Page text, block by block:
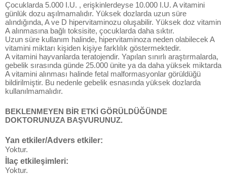
Çocuklarda 5.000 I.U. , erişkinlerdeyse 10.000 I.U. A vitamini
günlük dozu aşılmamalıdır. Yüksek dozlarda uzun süre
alındığında, A ve D hipervitaminozu oluşabilir. Yüksek doz vitamin
A alınmasına bağlı toksisite, çocuklarda daha sıktır.
Uzun süre kullanım halinde, hipervitaminoza neden olabilecek A
vitamini miktarı kişiden kişiye farklılık göstermektedir.
A vitamini hayvanlarda teratojendir. Yapılan sınırlı araştırmalarda,
gebelik sırasında günde 25.000 ünite ya da daha yüksek miktarda
A vitamini alınması halinde fetal malformasyonlar görüldüğü
bildirilmiştir. Bu nedenle gebelik esnasında yüksek dozlarda
kullanılmamalıdır.
BEKLENMEYEN BİR ETKİ GÖRÜLDÜĞÜNDE
DOKTORUNUZA BAŞVURUNUZ.
Yan etkiler/Advers etkiler:
Yoktur.
İlaç etkileşimleri:
Yoktur.